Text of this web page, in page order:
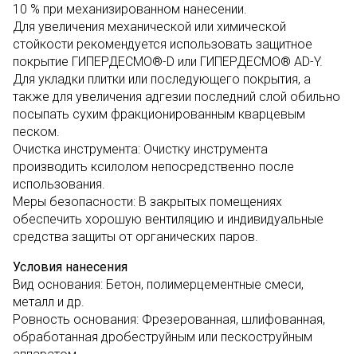
10 % при механизированном нанесении.
Для увеличения механической или химической
стойкости рекомендуется использовать защитное
покрытие ГИПЕРДЕСМО®-D или ГИПЕРДЕСМО® AD-Y.
Для укладки плитки или последующего покрытия, а
также для увеличения адгезии последний слой обильно
посыпать сухим фракционированным кварцевым
песком.
Очистка инструмента: Очистку инструмента
производить ксилолом непосредственно после
использования.
Меры безопасности: В закрытых помещениях
обеспечить хорошую вентиляцию и индивидуальные
средства защиты от органических паров.
Условия нанесения
Вид основания: Бетон, полимерцементные смеси,
металл и др.
Ровность основания: Фрезерованная, шлифованная,
обработанная дробеструйным или пескоструйным